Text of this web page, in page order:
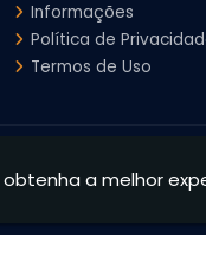
Informações
Política de
Termos de Uso
a melhor